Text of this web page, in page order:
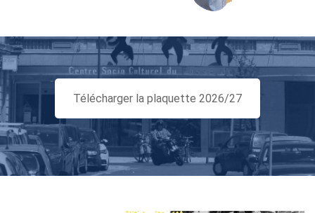
Télécharger la plaquette 2026/27